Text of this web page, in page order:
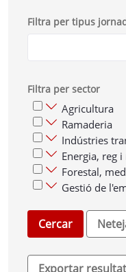
Filtra per tipus
Filtra per sector
Agricultura
Ramaderia
Indústries
Energia, reg
Forestal,
Gestió de